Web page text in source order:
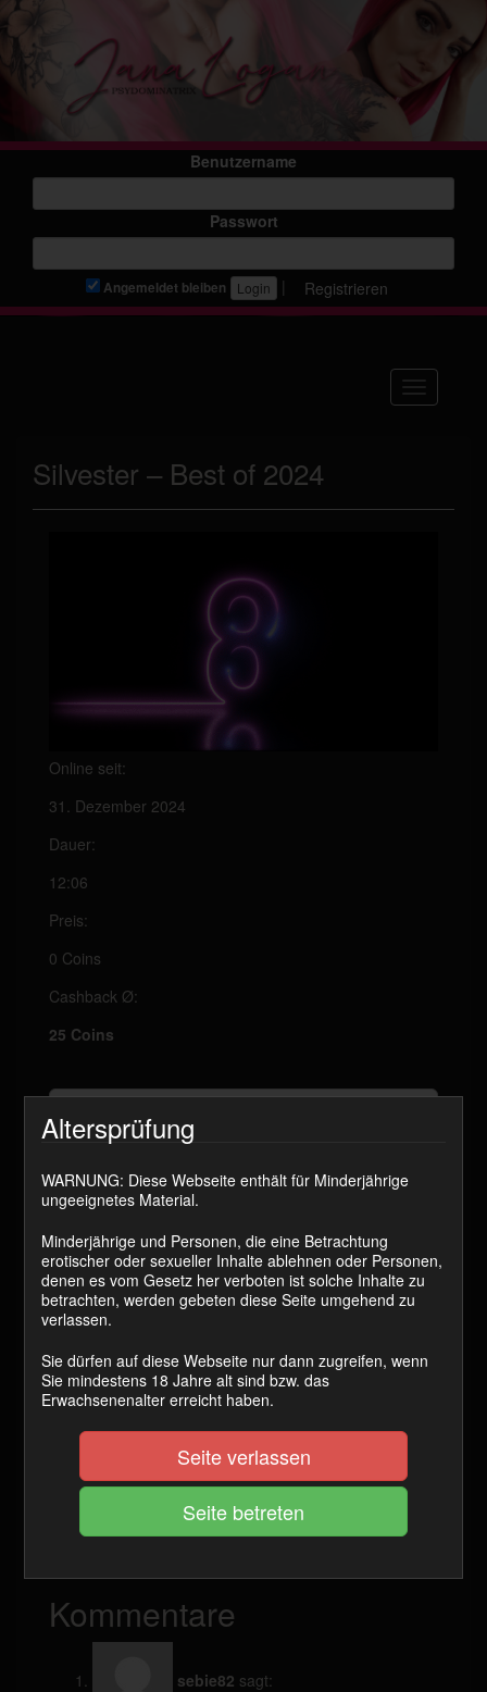
Benutzername
Passwort
Angemeldet bleiben | Registrieren
Silvester – Best of 2024
Online seit:
31. Dezember 2024
Dauer:
12:06
Preis:
0 Coins
Cashback Ø:
25 Coins
meiner Wertschätzung ist dieser Clip heute gratis für
euch. Ihr wart dieses Jahr unglaublich fleißig und habt
es euch wirklich verdient!
Dieser Clip ist – wie jedes Jahr – ein„Best of 2024“. Es
ist eine Sammlung der beliebtesten Videos des Jahres:
die meistgekauften, am häufigsten gelobten und von
euch gefeierten Highlights. Hier bekommt ihr einen
kleinen Vorgeschmack darauf.
Der Silvester-Countdown ist auch schon vorbereitet –
seid ihr bereit? Gib mir 10 Sekunden und lass uns
zusammen das Jahr um Punkt 24 Uhr gebührend
verabschieden und das neue Jahr voller Energie
willkommen heißen!
Best Of
Kommentare
sebie82 sagt:
Altersprüfung
WARNUNG: Diese Webseite enthält für Minderjährige
ungeeignetes Material.
Minderjährige und Personen, die eine Betrachtung
erotischer oder sexueller Inhalte ablehnen oder Personen,
denen es vom Gesetz her verboten ist solche Inhalte zu
betrachten, werden gebeten diese Seite umgehend zu
verlassen.
Sie dürfen auf diese Webseite nur dann zugreifen, wenn
Sie mindestens 18 Jahre alt sind bzw. das
Erwachsenenalter erreicht haben.
Seite verlassen